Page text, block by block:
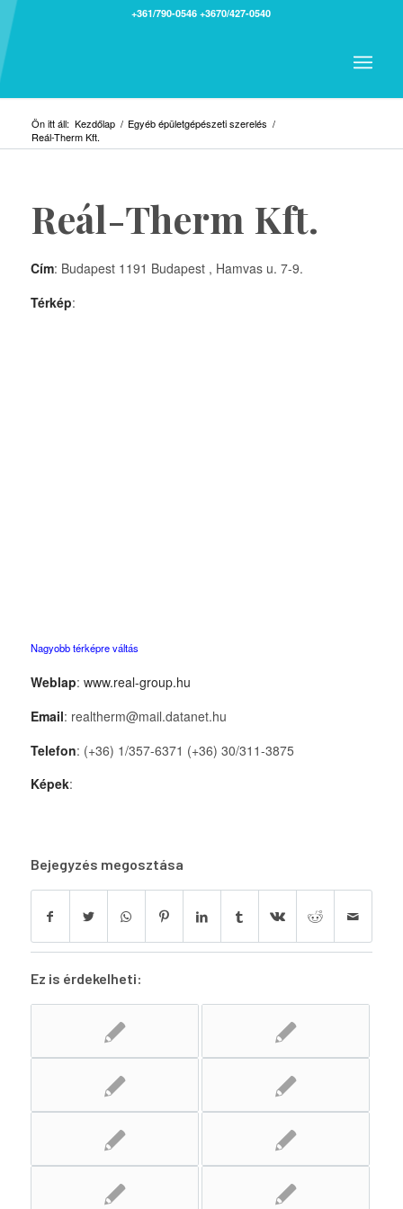
+361/790-0546 +3670/427-0540
Ön itt áll: Kezdőlap / Egyéb épületgépészeti szerelés /
Reál-Therm Kft.
Reál-Therm Kft.
Cím: Budapest 1191 Budapest , Hamvas u. 7-9.
Térkép:
Nagyobb térképre váltás
Weblap: www.real-group.hu
Email: realtherm@mail.datanet.hu
Telefon: (+36) 1/357-6371 (+36) 30/311-3875
Képek:
Bejegyzés megosztása
Ez is érdekelheti: